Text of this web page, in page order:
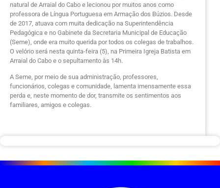
natural de Arraial do Cabo e lecionou por muitos anos como
professora de Língua Portuguesa em Armação dos Búzios. Desde
de 2017, atuava com muita dedicação na Superintendência
Pedagógica e no Gabinete da Secretaria Municipal de Educação
(Seme), onde era muito querida por todos os colegas de trabalhos.
O velório será nesta quinta-feira (5), na Primeira Igreja Batista em
Arraial do Cabo e o sepultamento às 14h.
A Seme, por meio de sua administração, professores,
funcionários, colegas e comunidade, lamenta imensamente essa
perda e, neste momento de dor, transmite os sentimentos aos
familiares, amigos e colegas.